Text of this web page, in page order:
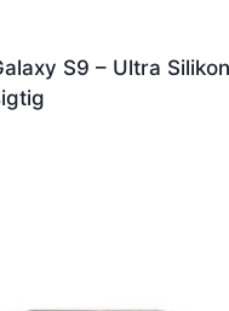
S9 – Ultra